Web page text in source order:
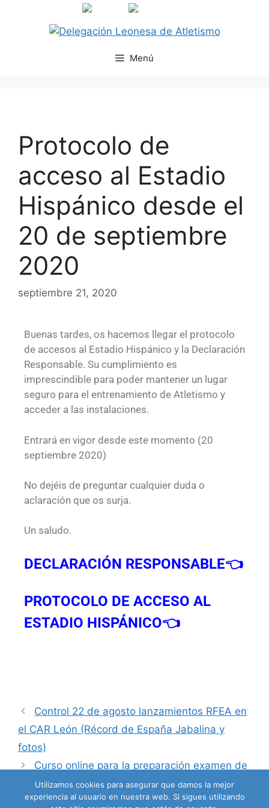
Menú
Protocolo de
acceso al Estadio
Hispánico desde el
20 de septiembre
2020
septiembre 21, 2020
Buenas tardes, os hacemos llegar el protocolo
de accesos al Estadio Hispánico y la Declaración
Responsable. Su cumplimiento es
imprescindible para poder mantener un lugar
seguro para el entrenamiento de Atletismo y
acceder a las instalaciones.
Entrará en vigor desde este momento (20
septiembre 2020)
No dejéis de preguntar cualquier duda o
aclaración que os surja.
Un saludo.
DECLARACIÓN RESPONSABLE👈
PROTOCOLO DE ACCESO AL
ESTADIO HISPÁNICO👈
Control 22 de agosto lanzamientos RFEA en
el CAR León (Récord de España Jabalina y
fotos)
Curso online para la preparación examen de
juez de atletismo autonómico (noviembre)
Utilizamos cookies para asegurar que damos la mejor
experiencia al usuario en nuestra web. Si sigues utilizando